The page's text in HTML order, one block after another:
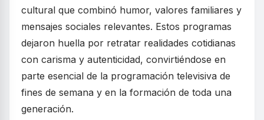
cultural que combinó humor, valores familiares y
mensajes sociales relevantes. Estos programas
dejaron huella por retratar realidades cotidianas
con carisma y autenticidad, convirtiéndose en
parte esencial de la programación televisiva de
fines de semana y en la formación de toda una
generación.